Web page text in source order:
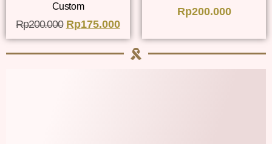
Custom
Rp200.000 Rp175.000
Rp200.000